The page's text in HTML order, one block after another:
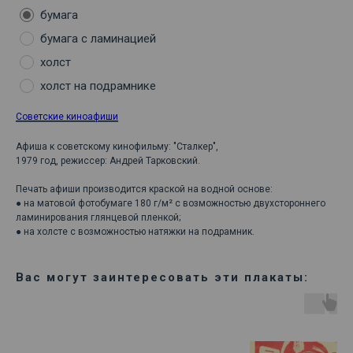
бумага
бумага с ламинацией
холст
холст на подрамнике
Советские киноафиши
Афиша к советскому кинофильму: "Сталкер",
1979 год, режиссер: Андрей Тарковский.
Печать афиши производится краской на водной основе:
● на матовой фотобумаге 180 г/м² с возможностью двухстороннего
ламинирования глянцевой пленкой;
● на холсте с возможностью натяжки на подрамник.
Вас могут заинтересовать эти плакаты: